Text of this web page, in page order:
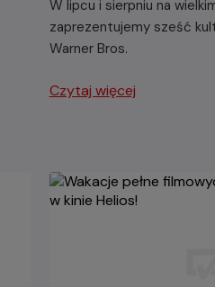
W lipcu i sierpniu na
zaprezentujemy sześć
Warner Bros.
Czytaj więcej